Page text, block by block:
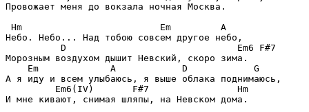
Провожает меня до вокзала ночная Москва.
Hm                         Em         A
Небо. Небо... Над тобою совсем другое небо,
          D                               Em6 F#7
Морозным воздухом дышит Невский, скоро зима.
    Em             A            D            G
А я иду и всем улыбаюсь, я выше облака поднимаюсь,
         Em6(IV)       F#7                Hm
И мне кивают, снимая шляпы, на Невском дома.